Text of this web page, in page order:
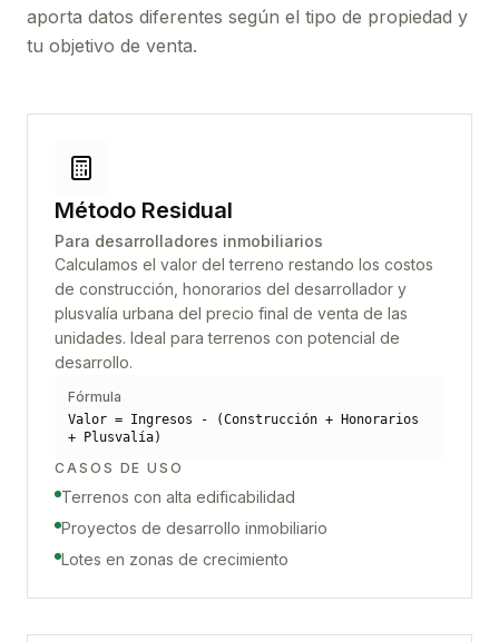
aporta datos diferentes según el tipo de propiedad y
tu objetivo de venta.
Método Residual
Para desarrolladores inmobiliarios
Calculamos el valor del terreno restando los costos
de construcción, honorarios del desarrollador y
plusvalía urbana del precio final de venta de las
unidades. Ideal para terrenos con potencial de
desarrollo.
Fórmula
Valor = Ingresos - (Construcción + Honorarios
+ Plusvalía)
CASOS DE USO
Terrenos con alta edificabilidad
Proyectos de desarrollo inmobiliario
Lotes en zonas de crecimiento